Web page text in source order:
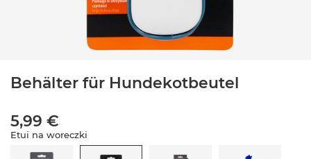
Behälter für Hundekotbeutel
5,99 €
Etui na woreczki